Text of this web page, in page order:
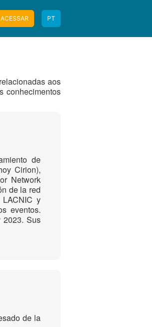
ACESSAR PT
aos
conhecimentos
de
Cirion),
Network
de la red
y
eventos.
2023. Sus
de la